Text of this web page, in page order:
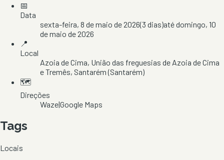
📅
Data
sexta-feira, 8 de maio de 2026(3 dias)atédomingo, 10
de maio de 2026
📍
Local
Azoia de Cima, União das freguesias de Azoia de Cima
e Tremês, Santarém(Santarém)
🗺️
Direções
Waze|Google Maps
Tags
Locais